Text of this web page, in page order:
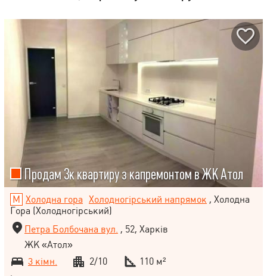
Продам 3к квартиру з капремонтом в ЖК Атол
Холодна гора Холодногірський напрямок , Холодна
Гора (Холодногірський)
Петра Болбочана вул. , 52, Харків
ЖК «Атол»
3 кімн.
2/10
110 м²